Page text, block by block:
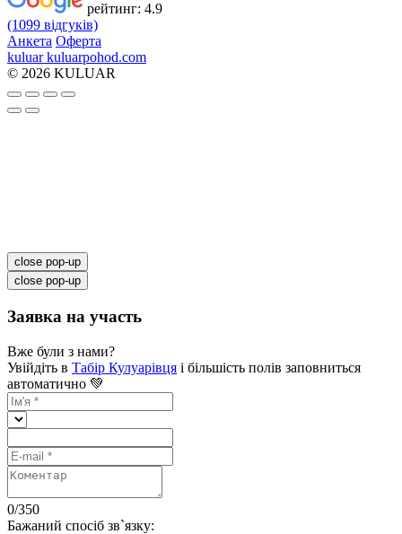
рейтинг: 4.9
(1099 відгуків)
Анкета Оферта
kuluar kuluarpohod.com
© 2026 KULUAR
close pop-up
close pop-up
Заявка на участь
Вже були з нами?
Увійдіть в Табір Кулуарівця і більшість полів заповниться
автоматично 💚
0/350
Бажаний спосіб зв`язку: